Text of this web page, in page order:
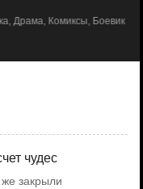
Драма, Комиксы, Боевик
чудес
закрыли